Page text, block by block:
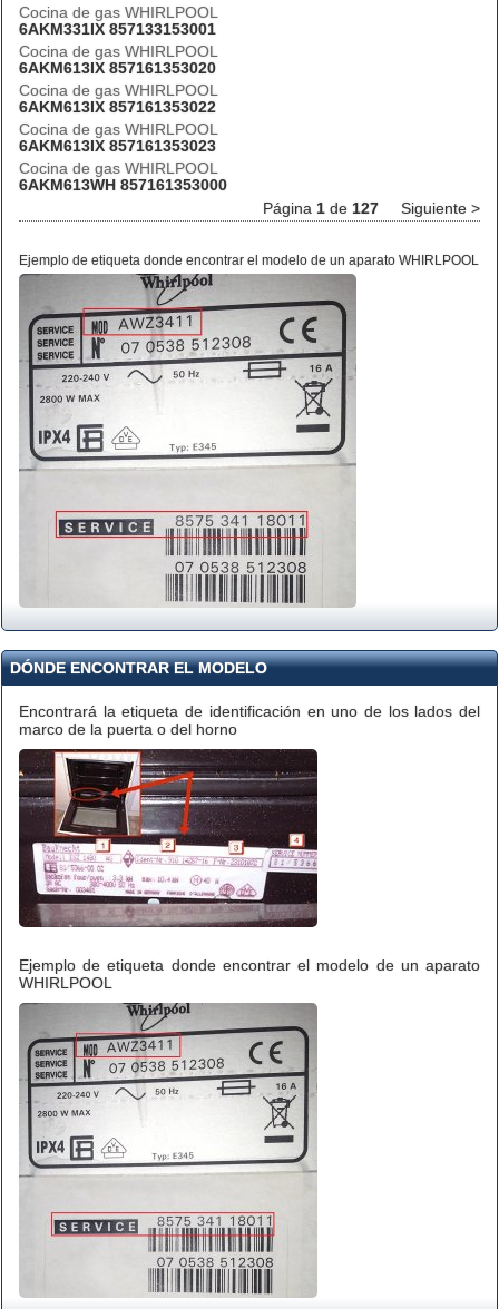
Cocina de gas WHIRLPOOL
6AKM331IX 857133153001
Cocina de gas WHIRLPOOL
6AKM613IX 857161353020
Cocina de gas WHIRLPOOL
6AKM613IX 857161353022
Cocina de gas WHIRLPOOL
6AKM613IX 857161353023
Cocina de gas WHIRLPOOL
6AKM613WH 857161353000
Página 1 de 127 Siguiente >
Ejemplo de etiqueta donde encontrar el modelo de un aparato WHIRLPOOL
DÓNDE ENCONTRAR EL MODELO
Encontrará la etiqueta de identificación en uno de los lados del
marco de la puerta o del horno
Ejemplo de etiqueta donde encontrar el modelo de un aparato
WHIRLPOOL